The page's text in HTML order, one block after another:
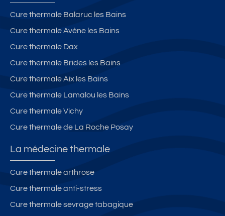
Cure thermale Balaruc les Bains
Cure thermale Avène les Bains
Cure thermale Dax
Cure thermale Brides les Bains
Cure thermale Aix les Bains
Cure thermale Lamalou les Bains
Cure thermale Vichy
Cure thermale de La Roche Posay
La médecine thermale
Cure thermale arthrose
Cure thermale anti-stress
Cure thermale sevrage tabagique